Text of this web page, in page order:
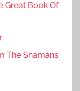
Great Book Of
The Shamans